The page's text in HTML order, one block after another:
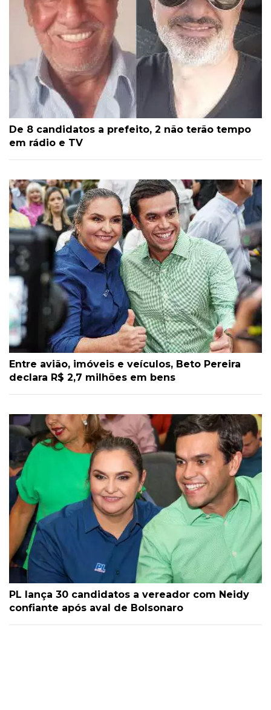
De 8 candidatos a prefeito, 2 não terão tempo
em rádio e TV
Entre avião, imóveis e veículos, Beto Pereira
declara R$ 2,7 milhões em bens
PL lança 30 candidatos a vereador com Neidy
confiante após aval de Bolsonaro